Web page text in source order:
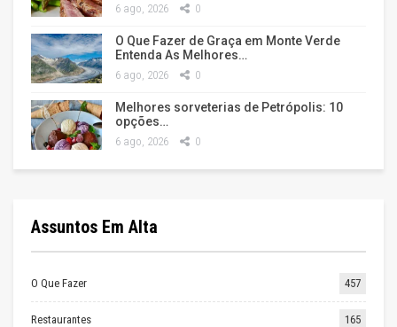
6 ago, 2026 0
O Que Fazer de Graça em Monte Verde
Entenda As Melhores…
6 ago, 2026 0
Melhores sorveterias de Petrópolis: 10
opções…
6 ago, 2026 0
Assuntos Em Alta
O Que Fazer 457
Restaurantes 165